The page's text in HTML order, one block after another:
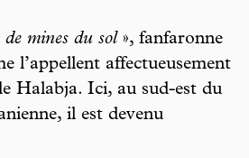
mines du sol », fanfaronne
l’appellent affectueusement
Halabja. Ici, au sud-est du
il est devenu